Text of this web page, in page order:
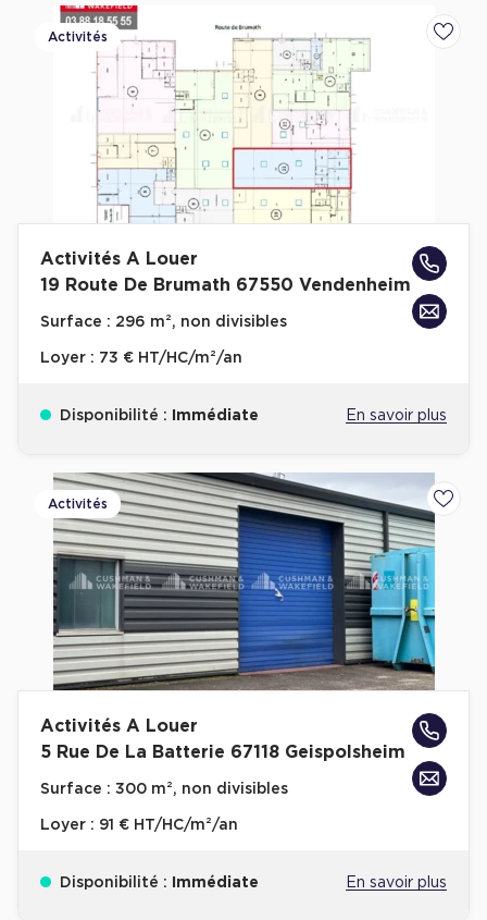
Activités
Activités A Louer
19 Route De Brumath 67550 Vendenheim
Surface : 296 m², non divisibles
Loyer : 73 € HT/HC/m²/an
Disponibilité : Immédiate En savoir plus
Activités
Activités A Louer
5 Rue De La Batterie 67118 Geispolsheim
Surface : 300 m², non divisibles
Loyer : 91 € HT/HC/m²/an
Disponibilité : Immédiate En savoir plus